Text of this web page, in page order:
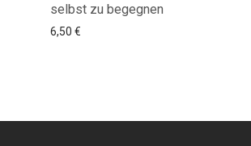
selbst zu begegnen
6,50 €